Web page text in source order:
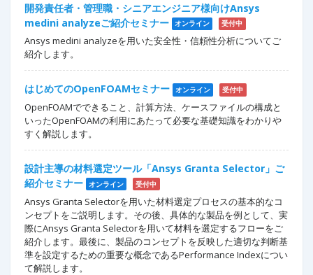
開発責任者・管理職・シニアエンジニア様向けAnsys
medini analyzeご紹介セミナー オンライン 受付中
Ansys medini analyzeを用いた安全性・信頼性分析についてご
紹介します。
はじめてのOpenFOAMセミナー オンライン 受付中
OpenFOAMでできること、計算方法、ケースファイルの構成と
いったOpenFOAMの利用にあたって必要な基礎知識をわかりや
すく解説します。
設計主導の材料選定ツール「Ansys Granta Selector」ご
紹介セミナー
オンライン 受付中
Ansys Granta Selectorを用いた材料選定プロセスの基本的なコ
ンセプトをご説明します。その後、具体的な製品を例として、実
際にAnsys Granta Selectorを用いて材料を選定するフローをご
紹介します。最後に、製品のコンセプトを反映した適切な判断基
準を設定するための重要な概念であるPerformance Indexについ
て解説します。